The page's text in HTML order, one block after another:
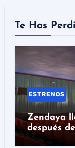
Te Has
ESTRENOS
Zendaya
después
puerta